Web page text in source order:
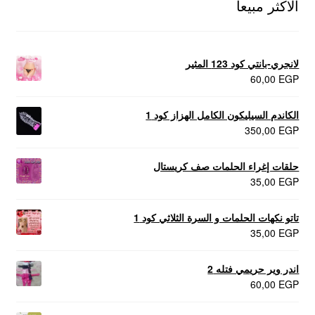
الاكثر مبيعا
لانجري-بانتي كود 123 المثير
60,00 EGP
الكاندم السيليكون الكامل الهزاز كود 1
350,00 EGP
حلقات إغراء الحلمات صف كريستال
35,00 EGP
تاتو نكهات الحلمات و السرة الثلاثي كود 1
35,00 EGP
اندر وير حريمي فتله 2
60,00 EGP